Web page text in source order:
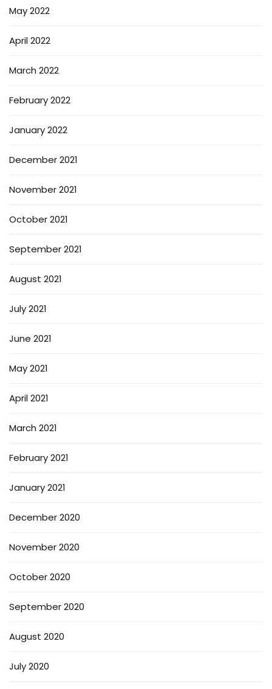
May 2022
April 2022
March 2022
February 2022
January 2022
December 2021
November 2021
October 2021
September 2021
August 2021
July 2021
June 2021
May 2021
April 2021
March 2021
February 2021
January 2021
December 2020
November 2020
October 2020
September 2020
August 2020
July 2020